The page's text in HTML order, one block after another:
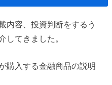
内容、投資判断をするう
してきました。
購入する金融商品の説明